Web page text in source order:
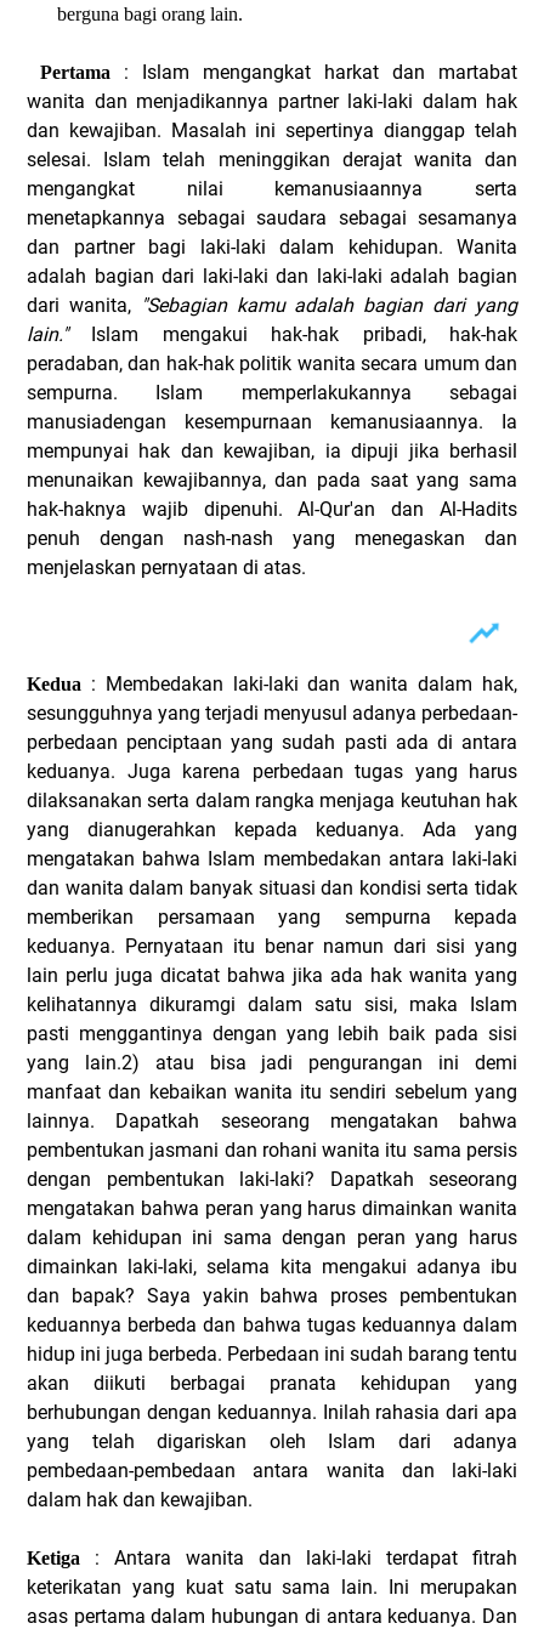
berguna bagi orang lain.
Pertama : Islam mengangkat harkat dan martabat
wanita dan menjadikannya partner laki-laki dalam hak
dan kewajiban. Masalah ini sepertinya dianggap telah
selesai. Islam telah meninggikan derajat wanita dan
mengangkat nilai kemanusiaannya serta
menetapkannya sebagai saudara sebagai sesamanya
dan partner bagi laki-laki dalam kehidupan. Wanita
adalah bagian dari laki-laki dan laki-laki adalah bagian
dari wanita, "Sebagian kamu adalah bagian dari yang
lain." Islam mengakui hak-hak pribadi, hak-hak
peradaban, dan hak-hak politik wanita secara umum dan
sempurna. Islam memperlakukannya sebagai
manusiadengan kesempurnaan kemanusiaannya. Ia
mempunyai hak dan kewajiban, ia dipuji jika berhasil
menunaikan kewajibannya, dan pada saat yang sama
hak-haknya wajib dipenuhi. Al-Qur'an dan Al-Hadits
penuh dengan nash-nash yang menegaskan dan
menjelaskan pernyataan di atas.
Kedua : Membedakan laki-laki dan wanita dalam hak,
sesungguhnya yang terjadi menyusul adanya perbedaan-
perbedaan penciptaan yang sudah pasti ada di antara
keduanya. Juga karena perbedaan tugas yang harus
dilaksanakan serta dalam rangka menjaga keutuhan hak
yang dianugerahkan kepada keduanya. Ada yang
mengatakan bahwa Islam membedakan antara laki-laki
dan wanita dalam banyak situasi dan kondisi serta tidak
memberikan persamaan yang sempurna kepada
keduanya. Pernyataan itu benar namun dari sisi yang
lain perlu juga dicatat bahwa jika ada hak wanita yang
kelihatannya dikuramgi dalam satu sisi, maka Islam
pasti menggantinya dengan yang lebih baik pada sisi
yang lain.2) atau bisa jadi pengurangan ini demi
manfaat dan kebaikan wanita itu sendiri sebelum yang
lainnya. Dapatkah seseorang mengatakan bahwa
pembentukan jasmani dan rohani wanita itu sama persis
dengan pembentukan laki-laki? Dapatkah seseorang
mengatakan bahwa peran yang harus dimainkan wanita
dalam kehidupan ini sama dengan peran yang harus
dimainkan laki-laki, selama kita mengakui adanya ibu
dan bapak? Saya yakin bahwa proses pembentukan
keduannya berbeda dan bahwa tugas keduannya dalam
hidup ini juga berbeda. Perbedaan ini sudah barang tentu
akan diikuti berbagai pranata kehidupan yang
berhubungan dengan keduannya. Inilah rahasia dari apa
yang telah digariskan oleh Islam dari adanya
pembedaan-pembedaan antara wanita dan laki-laki
dalam hak dan kewajiban.
Ketiga : Antara wanita dan laki-laki terdapat fitrah
keterikatan yang kuat satu sama lain. Ini merupakan
asas pertama dalam hubungan di antara keduanya. Dan